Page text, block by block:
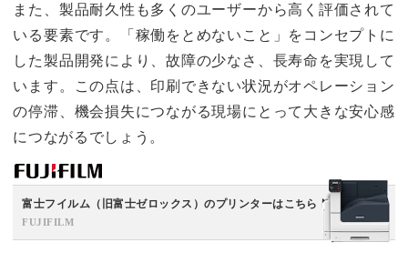
また、製品耐久性も多くのユーザーから高く評価されて
いる要素です。「稼働をとめないこと」をコンセプトに
した製品開発により、故障の少なさ、長寿命を実現して
います。この点は、印刷できない状況がオペレーション
の停滞、機会損失につながる現場にとって大きな安心感
につながるでしょう。
富士フイルム（旧富士ゼロックス）のプリンターはこちら ▶
FUJIFILM